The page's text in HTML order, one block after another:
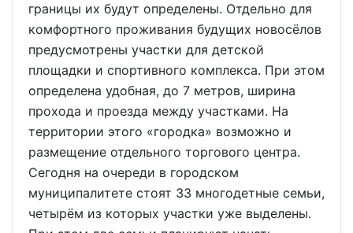
границы их будут определены. Отдельно для
комфортного проживания будущих новосёлов
предусмотрены участки для детской
площадки и спортивного комплекса. При этом
определена удобная, до 7 метров, ширина
прохода и проезда между участками. На
территории этого «городка» возможно и
размещение отдельного торгового центра.
Сегодня на очереди в городском
муниципалитете стоят 33 многодетные семьи,
четырём из которых участки уже выделены.